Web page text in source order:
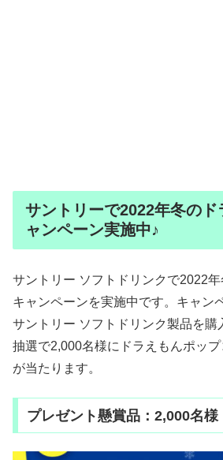
サントリーで2022年冬のド
ャンペーン実施中♪
サントリー ソフトドリンクで2022
キャンペーンを実施中です。キャン
サントリー ソフトドリンク製品を購
抽選で2,000名様にドラえもんポッ
が当たります。
プレゼント懸賞品：2,000名様